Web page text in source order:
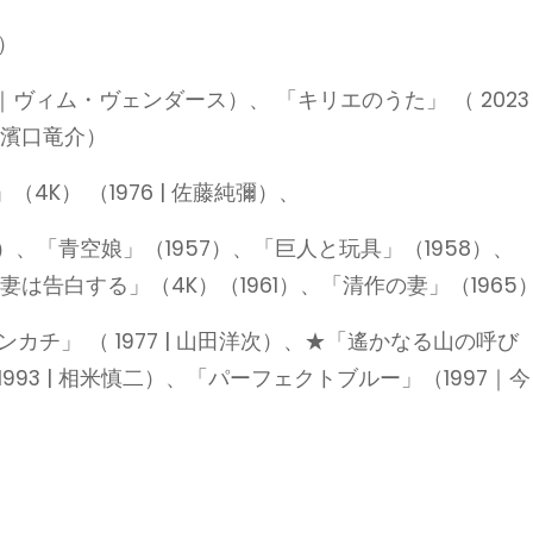
ヴィム・ヴェンダース）、 「キリエのうた」 （
口竜介）
4K） （1976 | 佐藤純彌）、
「青空娘」（1957）、「巨人と玩具」（1958）、
告白する」（4K）（1961）、「清作の妻」（1965
カチ」 （ 1977 | 山田洋次）、★「遙かなる山の呼び
| 相米慎二）、「パーフェクトブルー」（1997｜今